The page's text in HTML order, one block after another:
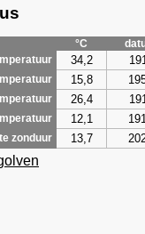
°C
34,2
15,8
26,4
12,1
zonduur 13,7